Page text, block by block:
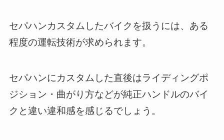
セパハンカスタムしたバイクを扱うには、ある
程度の運転技術が求められます。
セパハンにカスタムした直後はライディングポ
ジション・曲がり方などが純正ハンドルのバイ
クと違い違和感を感じるでしょう。